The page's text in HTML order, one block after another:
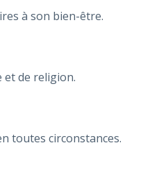
à son bien-être.
et de religion.
toutes circonstances.